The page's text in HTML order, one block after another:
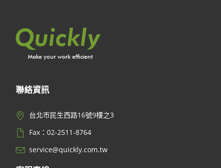
聯絡資訊
台北市民生西路16號9樓之3
Fax：02-2511-8764
service@quickly.com.tw